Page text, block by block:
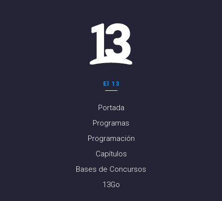
El 13
Portada
Programas
Programación
Capítulos
Bases de Concursos
13Go